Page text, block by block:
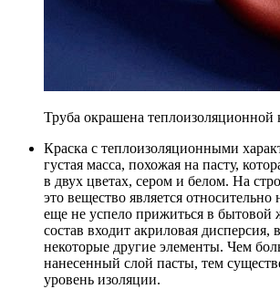
Труба окрашена теплоизоляционной
Краска с теплоизоляционными
густая масса, похожая на пасту,
в двух цветах, сером и белом. На
это вещество является
еще не успело прижиться в
состав входит акриловая дисперсия,
некоторые другие элементы. Чем
нанесенный слой пасты, тем
уровень изоляции.